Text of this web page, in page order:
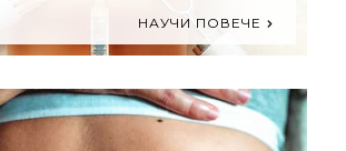
НАУЧИ ПОВЕЧЕ